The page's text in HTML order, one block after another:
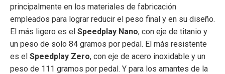
principalmente en los materiales de fabricación
empleados para lograr reducir el peso final y en su diseño.
El más ligero es el Speedplay Nano, con eje de titanio y
un peso de solo 84 gramos por pedal. El más resistente
es el Speedplay Zero, con eje de acero inoxidable y un
peso de 111 gramos por pedal. Y para los amantes de la